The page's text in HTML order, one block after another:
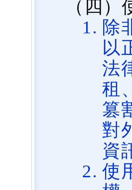
（四）
除
以
法
租
篡
對
資
使